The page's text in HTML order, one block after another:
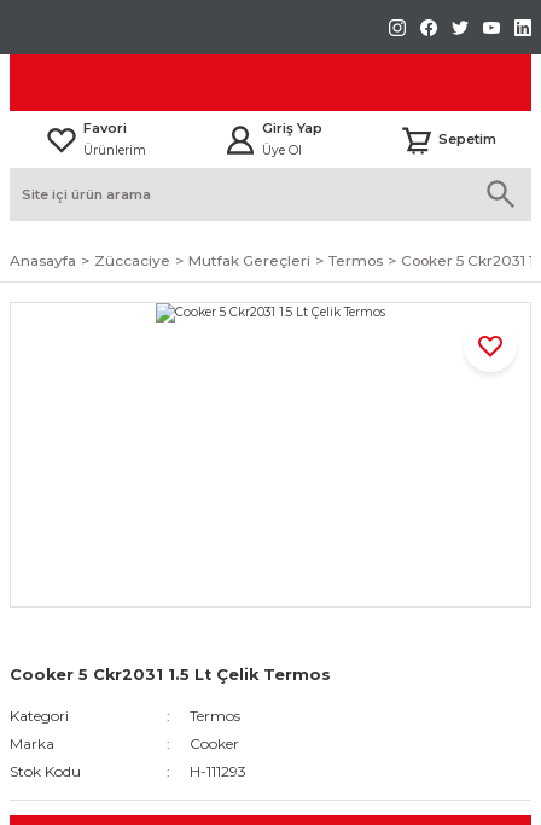
Favori
Ürünlerim
Giriş Yap
Üye Ol
Sepetim
Anasayfa Züccaciye Mutfak Gereçleri Termos Cooker 5 Ckr2031
Cooker 5 Ckr2031 1.5 Lt Çelik Termos
Kategori
Termos
Marka
Cooker
Stok Kodu
H-111293